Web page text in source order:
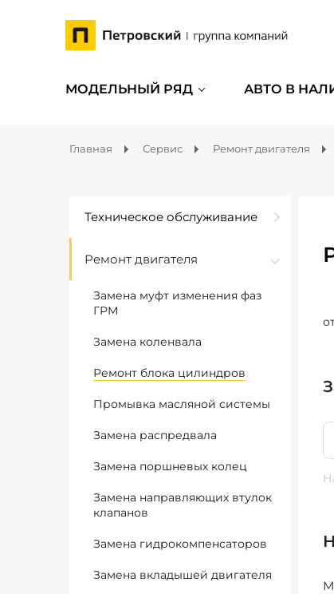
МОДЕЛЬНЫЙ РЯД АВТО В
Главная Сервис Ремонт двигателя
Техническое обслуживание
Ремонт двигателя
Замена муфт изменения фаз
ГРМ
Замена коленвала
Ремонт блока цилиндров
Промывка масляной системы
Замена распредвала
Замена поршневых колец
Замена направляющих втулок
клапанов
Замена гидрокомпенсаторов
Замена вкладышей двигателя